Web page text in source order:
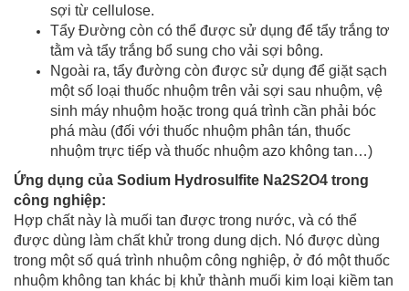
sợi từ cellulose.
Tẩy Đường còn có thể được sử dụng để tẩy trắng tơ
tằm và tẩy trắng bổ sung cho vải sợi bông.
Ngoài ra, tẩy đường còn được sử dụng để giặt sạch
một số loại thuốc nhuộm trên vải sợi sau nhuộm, vệ
sinh máy nhuộm hoặc trong quá trình cần phải bóc
phá màu (đối với thuốc nhuộm phân tán, thuốc
nhuộm trực tiếp và thuốc nhuộm azo không tan…)
Ứng dụng của Sodium Hydrosulfite Na2S2O4 trong
công nghiệp:
Hợp chất này là muối tan được trong nước, và có thể
được dùng làm chất khử trong dung dịch. Nó được dùng
trong một số quá trình nhuộm công nghiệp, ở đó một thuốc
nhuộm không tan khác bị khử thành muối kim loại kiềm tan